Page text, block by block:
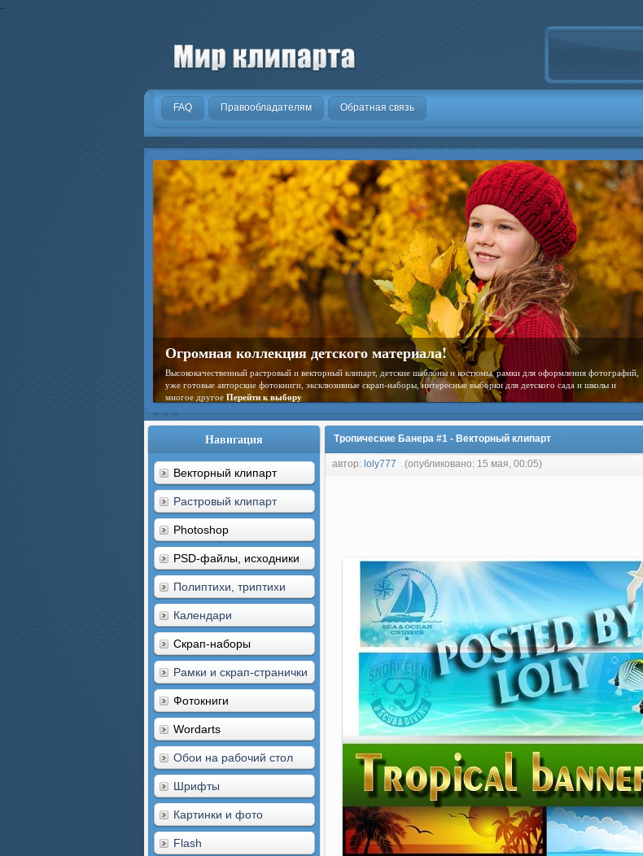
.
FAQ Правообладателям Обратная связь
Огромная коллекция детского материала!
Высококачественный растровый и векторный клипарт, детские шаблоны и костюмы, рамки для оформления фотографий,
уже готовые авторские фотокниги, эксклюзивные скрап-наборы, интересные выборки для детского сада и школы и
многое другое Перейти к выбору
Навигация
Векторный клипарт
Растровый клипарт
Photoshop
PSD-файлы, исходники
Полиптихи, триптихи
Календари
Скрап-наборы
Рамки и скрап-странички
Фотокниги
Wordarts
Обои на рабочий стол
Шрифты
Картинки и фото
Flash
Тропические Банера #1 - Векторный клипарт
автор: loly777 (опубликовано: 15 мая, 00:05)